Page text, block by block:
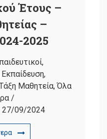
Έτους –
–
2025
,
,
Μαθητεία,Όλα
/
27/09/2024